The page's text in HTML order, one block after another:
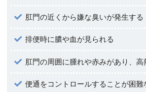
肛門の近くから嫌な臭いが発生する
排便時に膿や血が見られる
肛門の周囲に腫れや赤みがあり、高
便通をコントロールすることが困